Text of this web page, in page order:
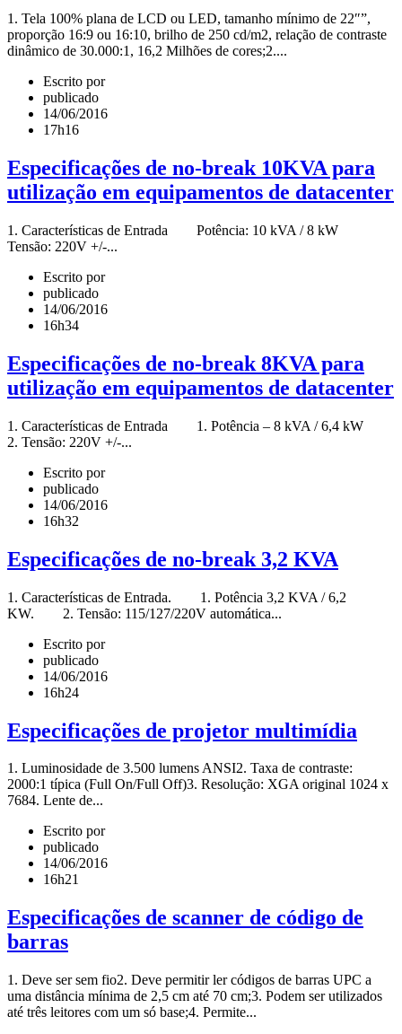
1. Tela 100% plana de LCD ou LED, tamanho mínimo de 22″”,
proporção 16:9 ou 16:10, brilho de 250 cd/m2, relação de contraste
dinâmico de 30.000:1, 16,2 Milhões de cores;2....
Escrito por
publicado
14/06/2016
17h16
Especificações de no-break 10KVA para
utilização em equipamentos de datacenter
1. Características de Entrada Potência: 10 kVA / 8 kW
Tensão: 220V +/-...
Escrito por
publicado
14/06/2016
16h34
Especificações de no-break 8KVA para
utilização em equipamentos de datacenter
1. Características de Entrada 1. Potência – 8 kVA / 6,4 kW
2. Tensão: 220V +/-...
Escrito por
publicado
14/06/2016
16h32
Especificações de no-break 3,2 KVA
1. Características de Entrada. 1. Potência 3,2 KVA / 6,2
KW. 2. Tensão: 115/127/220V automática...
Escrito por
publicado
14/06/2016
16h24
Especificações de projetor multimídia
1. Luminosidade de 3.500 lumens ANSI2. Taxa de contraste:
2000:1 típica (Full On/Full Off)3. Resolução: XGA original 1024 x
7684. Lente de...
Escrito por
publicado
14/06/2016
16h21
Especificações de scanner de código de
barras
1. Deve ser sem fio2. Deve permitir ler códigos de barras UPC a
uma distância mínima de 2,5 cm até 70 cm;3. Podem ser utilizados
até três leitores com um só base;4. Permite...